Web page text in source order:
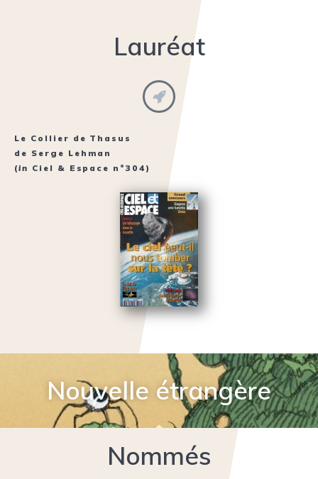
Lauréat
Le Collier de Thasus
de Serge Lehman
(in Ciel & Espace n°304)
Nouvelle étrangère
Nommés